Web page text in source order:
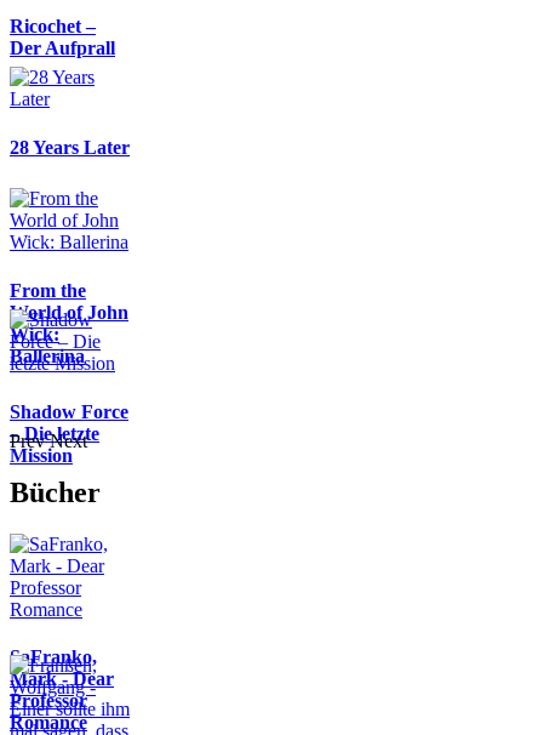
Ricochet –
Der Aufprall
28 Years Later
From the
World of John
Wick:
Ballerina
Shadow Force
– Die letzte
Mission
Prev Next
Bücher
SaFranko,
Mark - Dear
Professor
Romance